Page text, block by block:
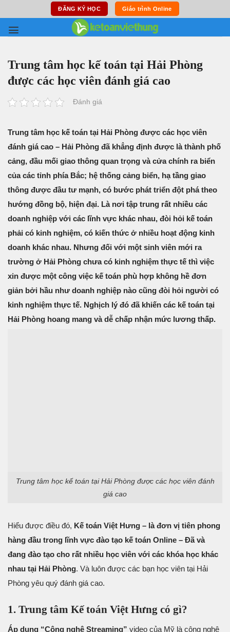
content
ĐĂNG KÝ HỌC Giáo trình Online
Trung tâm học kế toán tại Hải Phòng
được các học viên đánh giá cao
Đánh giá
Trung tâm học kế toán tại Hải Phòng được các học viên
đánh giá cao – Hải Phòng đã khẳng định được là thành phố
cảng, đầu mối giao thông quan trọng và cửa chính ra biển
của các tỉnh phía Bắc; hệ thống cảng biển, hạ tầng giao
thông được đầu tư mạnh, có bước phát triển đột phá theo
hướng đồng bộ, hiện đại. Là nơi tập trung rất nhiều các
doanh nghiệp với các lĩnh vực khác nhau, đòi hỏi kế toán
phải có kinh nghiệm, có kiến thức ở nhiều hoạt động kinh
doanh khác nhau. Nhưng đối với một sinh viên mới ra
trường ở Hải Phòng chưa có kinh nghiệm thực tế thì việc
xin được một công việc kế toán phù hợp không hề đơn
giản bởi hầu như doanh nghiệp nào cũng đòi hỏi người có
kinh nghiệm thực tế. Nghịch lý đó đã khiến các kế toán tại
Hải Phòng hoang mang và dễ chấp nhận mức lương thấp.
Trung tâm học kế toán tại Hải Phòng được các học viên đánh
giá cao
Hiểu được điều đó, Kế toán Việt Hưng – là đơn vị tiên phong
hàng đầu trong lĩnh vực đào tạo kế toán Online – Đã và
đang đào tạo cho rất nhiều học viên với các khóa học khác
nhau tại Hải Phòng. Và luôn được các bạn học viên tại Hải
Phòng yêu quý đánh giá cao.
1. Trung tâm Kế toán Việt Hưng có gì?
Áp dụng “Công nghệ Streaming” video của Mỹ là công nghệ